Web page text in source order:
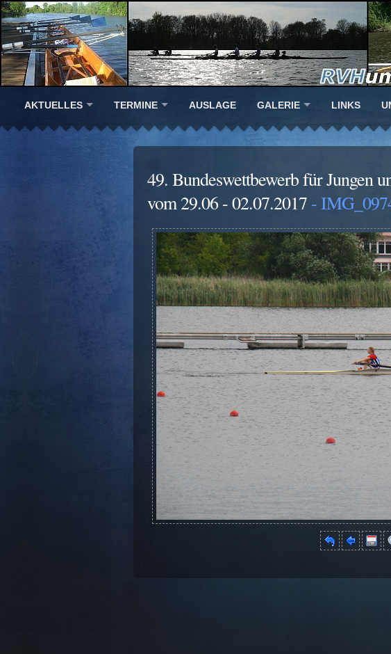
AKTUELLES TERMINE AUSLAGE GALERIE LINKS
49. Bundeswettbewerb für Jungen
vom 29.06 - 02.07.2017 -